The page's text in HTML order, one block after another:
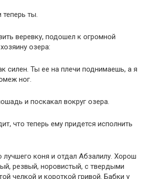
теперь ты.
веревку, подошел к огромной
озера:
силен. Ты ее на плечи поднимаешь, а я
ног.
и поскакал вокруг озера.
что теперь ему придется исполнить
лучшего коня и отдал Абзалилу. Хорош
резвый, норовистый, с твердыми
челкой и короткой гривой. Бабки у